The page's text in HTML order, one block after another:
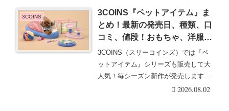
3COINS
3COINS『ペットアイテム』ま
とめ！最新の発売日、種類、口
コミ、値段！おもちゃ、洋服な
どが2026年7月より新発売！
3COINS（スリーコインズ）では『ペ
ットアイテム』シリーズも販売して大
人気！毎シーズン新作が発売します！
おもちゃやコス・・・続きを読む
2026.08.02